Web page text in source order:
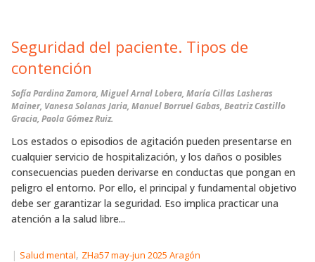
Seguridad del paciente. Tipos de
contención
Sofía Pardina Zamora, Miguel Arnal Lobera, María Cillas Lasheras
Mainer, Vanesa Solanas Jaria, Manuel Borruel Gabas, Beatriz Castillo
Gracia, Paola Gómez Ruiz.
Los estados o episodios de agitación pueden presentarse en
cualquier servicio de hospitalización, y los daños o posibles
consecuencias pueden derivarse en conductas que pongan en
peligro el entorno. Por ello, el principal y fundamental objetivo
debe ser garantizar la seguridad. Eso implica practicar una
atención a la salud libre...
| Salud mental, ZHa57 may-jun 2025 Aragón